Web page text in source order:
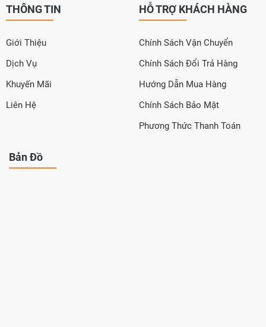
THÔNG TIN
Giới Thiệu
Dịch Vụ
Khuyến Mãi
Liên Hệ
HỖ TRỢ KHÁCH HÀNG
Chính Sách Vận Chuyển
Chính Sách Đổi Trả Hàng
Hướng Dẫn Mua Hàng
Chính Sách Bảo Mật
Phương Thức Thanh Toán
Bản Đồ